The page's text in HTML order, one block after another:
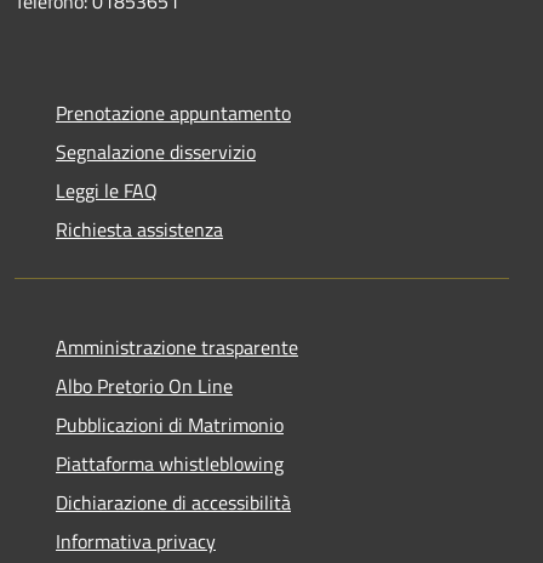
Prenotazione appuntamento
Segnalazione disservizio
Leggi le FAQ
Richiesta assistenza
Amministrazione trasparente
Albo Pretorio On Line
Pubblicazioni di Matrimonio
Piattaforma whistleblowing
Dichiarazione di accessibilità
Informativa privacy